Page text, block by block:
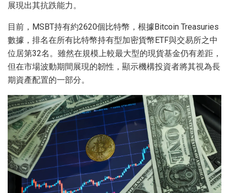
展現出其抗跌能力。
目前，MSBT持有約2620個比特幣，根據Bitcoin Treasuries
數據，排名在所有比特幣持有型加密貨幣ETF與交易所之中
位居第32名。雖然在規模上較最大型的現貨基金仍有差距，
但在市場波動期間展現的韌性，顯示機構投資者將其視為長
期資產配置的一部分。